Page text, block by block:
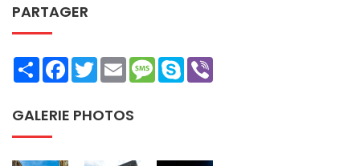
PARTAGER
ShareFacebookTwitterEmailMessage
Skype
GALERIE PHOTOS